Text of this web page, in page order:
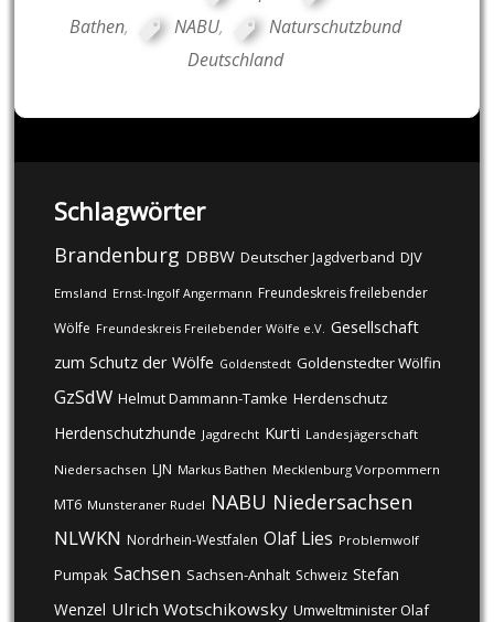
Bathen, NABU,
Naturschutzbund
Deutschland
Schlagwörter
Brandenburg DBBW Deutscher Jagdverband DJV
Emsland Ernst-Ingolf Angermann Freundeskreis freilebender
Wölfe Freundeskreis Freilebender Wölfe e.V. Gesellschaft
zum Schutz der Wölfe Goldenstedt Goldenstedter Wölfin
GzSdW Helmut Dammann-Tamke Herdenschutz
Herdenschutzhunde Jagdrecht Kurti Landesjägerschaft
Niedersachsen LJN Markus Bathen Mecklenburg Vorpommern
MT6 Munsteraner Rudel NABU Niedersachsen
NLWKN Nordrhein-Westfalen Olaf Lies Problemwolf
Pumpak Sachsen Sachsen-Anhalt Schweiz Stefan
Wenzel Ulrich Wotschikowsky Umweltminister Olaf